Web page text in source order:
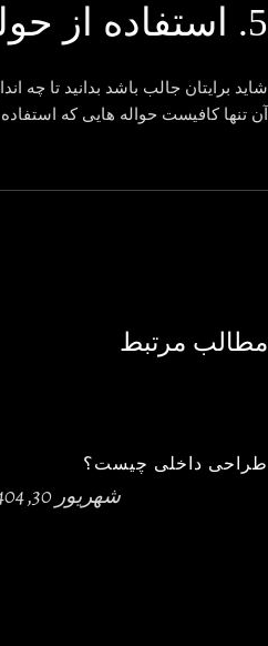
5. استفاده از حوله های رنگی
شاید برایتان جالب باشد بدانید تا
آن تنها کافیست حواله هایی که
مطالب مرتبط
طراحی داخلی چیست؟
شهریور 30, 1404